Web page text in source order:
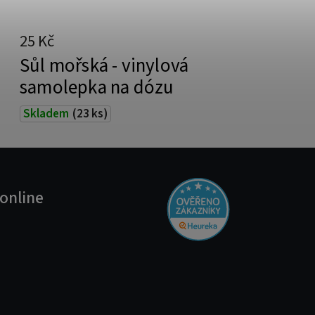
Sůl mořská - vinylová
samolepka na dózu
Skladem (23 ks)
25 Kč